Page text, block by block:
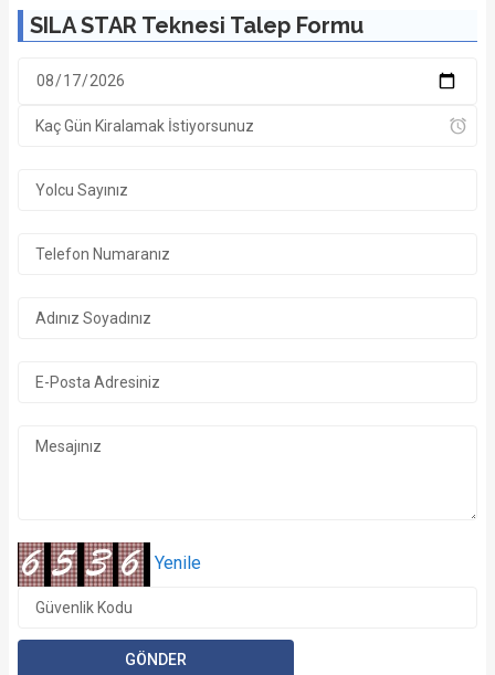
SILA STAR Teknesi Talep Formu
Yenile